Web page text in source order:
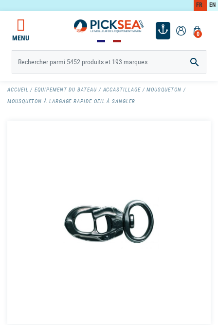
FR EN
0
MENU

ACCUEIL EQUIPEMENT DU BATEAU ACCASTILLAGE
MOUSQUETON
MOUSQUETON À LARGAGE RAPIDE OEIL À SANGLER